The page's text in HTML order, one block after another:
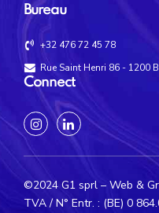
Bureau
+32 476 72 45 78
Rue Saint Henri 86 - 1200
Connect
©2024 G1 sprl – Web &
TVA / N° Entr. : (BE) 0